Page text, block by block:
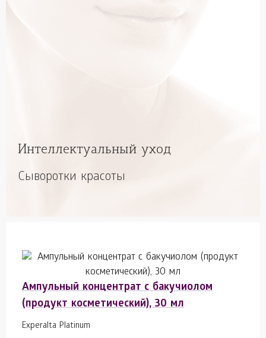
Интеллектуальный уход
Сыворотки красоты
Ампульный концентрат с бакучиолом
(продукт косметический), 30 мл
Experalta Platinum